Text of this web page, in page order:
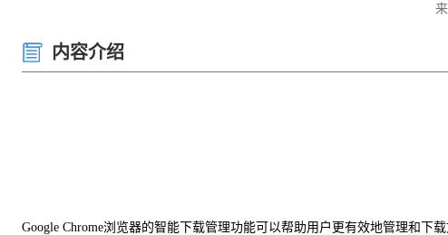
来
内容介绍
Google Chrome浏览器的智能下载管理功能可以帮助用户更有效地管理和下